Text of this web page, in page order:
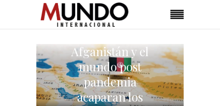
Afganistán y el
mundo post
pandemia
acaparan los